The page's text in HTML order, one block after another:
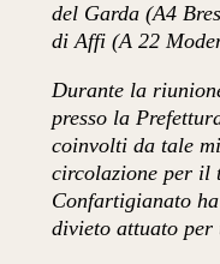
del Garda (A4
di Affi (A 22
Durante la
presso la
coinvolti da tale
circolazione per il
Confartigianato
divieto attuato per